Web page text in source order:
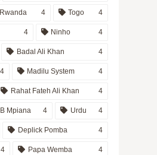
Rwanda 4 Togo 4
4 Ninho 4
Badal Ali Khan 4
4 Madilu System 4
Rahat Fateh Ali Khan 4
Mpiana 4 Urdu 4
Deplick Pomba 4
4 Papa Wemba 4